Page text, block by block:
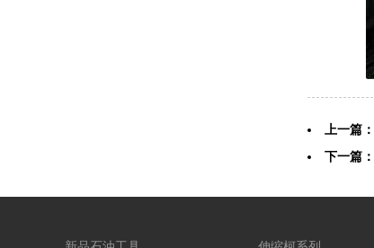
上一篇：
下一篇：